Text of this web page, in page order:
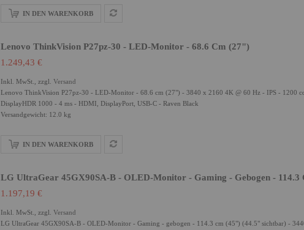
IN DEN WARENKORB
Lenovo ThinkVision P27pz-30 - LED-Monitor - 68.6 Cm (27")
1.249,43 €
Inkl. MwSt., zzgl. Versand
Lenovo ThinkVision P27pz-30 - LED-Monitor - 68.6 cm (27") - 3840 x 2160 4K @ 60 Hz - IPS - 1200
DisplayHDR 1000 - 4 ms - HDMI, DisplayPort, USB-C - Raven Black
Versandgewicht: 12.0 kg
IN DEN WARENKORB
LG UltraGear 45GX90SA-B - OLED-Monitor - Gaming - Gebogen - 114.3
1.197,19 €
Inkl. MwSt., zzgl. Versand
LG UltraGear 45GX90SA-B - OLED-Monitor - Gaming - gebogen - 114.3 cm (45") (44.5" sichtbar) -